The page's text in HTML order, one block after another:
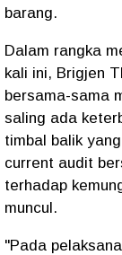
barang.
Dalam rangka
kali ini, Brigjen
bersama-sama
saling ada
timbal balik
current audit
terhadap
muncul.
"Pada